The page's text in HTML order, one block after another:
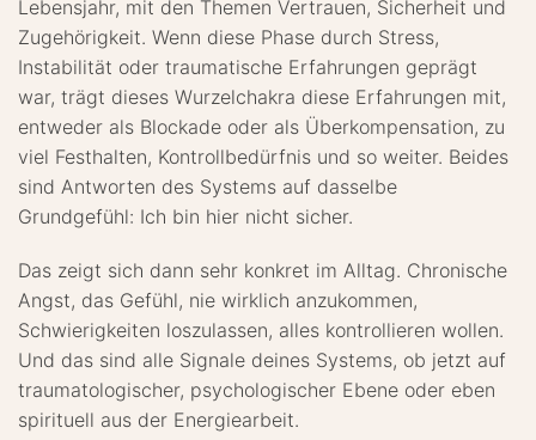
Lebensjahr, mit den Themen Vertrauen, Sicherheit und
Zugehörigkeit. Wenn diese Phase durch Stress,
Instabilität oder traumatische Erfahrungen geprägt
war, trägt dieses Wurzelchakra diese Erfahrungen mit,
entweder als Blockade oder als Überkompensation, zu
viel Festhalten, Kontrollbedürfnis und so weiter. Beides
sind Antworten des Systems auf dasselbe
Grundgefühl: Ich bin hier nicht sicher.
Das zeigt sich dann sehr konkret im Alltag. Chronische
Angst, das Gefühl, nie wirklich anzukommen,
Schwierigkeiten loszulassen, alles kontrollieren wollen.
Und das sind alle Signale deines Systems, ob jetzt auf
traumatologischer, psychologischer Ebene oder eben
spirituell aus der Energiearbeit.